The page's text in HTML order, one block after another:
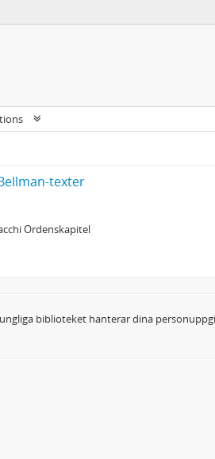
texter
Ordenskapitel
biblioteket hanterar dina